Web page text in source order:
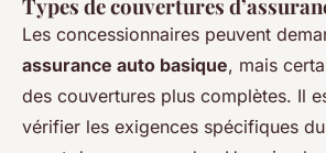
Types de couvertures
Les concessionnaires peuvent
assurance auto basique, mais
des couvertures plus complètes. Il
vérifier les exigences spécifiques